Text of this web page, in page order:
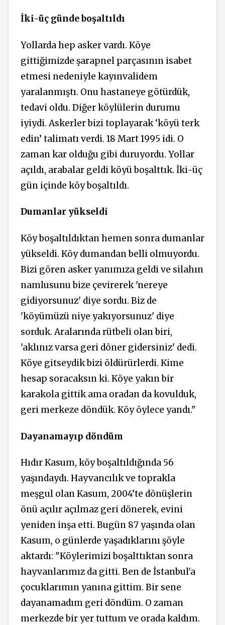
İki-üç gündeboşaltıldı
Yollarda hep asker vardı. Köye
gittiğimizde şarapnel parçasının isabet
etmesi nedeniyle kayınvalidem
yaralanmıştı. Onu hastaneye götürdük,
tedavi oldu. Diğer köylülerin durumu
iyiydi. Askerler bizi toplayarak ‘köyü terk
edin’ talimatı verdi. 18 Mart 1995 idi. O
zaman kar olduğu gibi duruyordu. Yollar
açıldı, arabalar geldi köyü boşalttık. İki-üç
gün içinde köy boşaltıldı.
Dumanlar yükseldi
Köy boşaltıldıktan hemen sonra dumanlar
yükseldi. Köy dumandan belli olmuyordu.
Bizi gören asker yanımıza geldi ve silahın
namlusunu bize çevirerek 'nereye
gidiyorsunuz' diye sordu. Biz de
'köyümüzü niye yakıyorsunuz' diye
sorduk. Aralarında rütbeli olan biri,
'aklınız varsa geri döner gidersiniz' dedi.
Köye gitseydik bizi öldürürlerdi. Kime
hesap soracaksın ki. Köye yakın bir
karakola gittik ama oradan da kovulduk,
geri merkeze döndük. Köy öylece yandı."
Dayanamayıp döndüm
Hıdır Kasum, köy boşaltıldığında 56
yaşındaydı. Hayvancılık ve toprakla
meşgul olan Kasum, 2004’te dönüşlerin
önü açılır açılmaz geri dönerek, evini
yeniden inşa etti. Bugün 87 yaşında olan
Kasum, o günlerde yaşadıklarını şöyle
aktardı: "Köylerimizi boşalttıktan sonra
hayvanlarımız da gitti. Ben de İstanbul'a
çocuklarımın yanına gittim. Bir sene
dayanamadım geri döndüm. O zaman
merkezde bir yer tuttum ve orada kaldım.